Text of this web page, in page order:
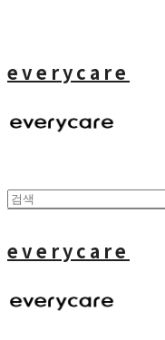
everycare
everycare